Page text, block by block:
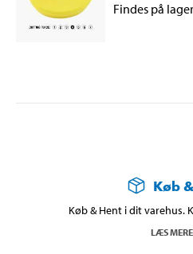
Findes på
Køb
Køb & Hent i dit varehus.
LÆS MERE